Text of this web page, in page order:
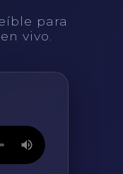
para
vivo.